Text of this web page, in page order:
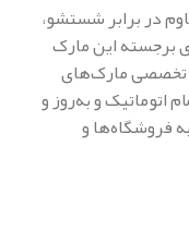
در برابر شستشو،
برجسته این مارک
تخصصی مارک‌های
اتوماتیک و به‌روز و
فروشگاه‌ها و